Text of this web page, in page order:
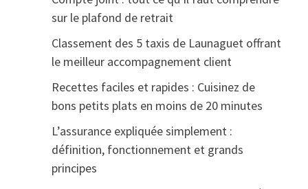
sur le plafond de retrait
Classement des 5 taxis de Launaguet offrant
le meilleur accompagnement client
Recettes faciles et rapides : Cuisinez de
bons petits plats en moins de 20 minutes
L’assurance expliquée simplement :
définition, fonctionnement et grands
principes